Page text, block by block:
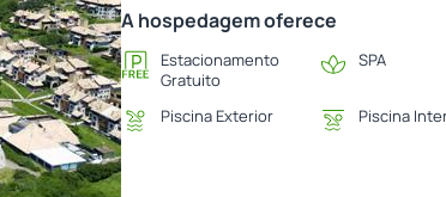
A hospedagem oferece
Estacionamento
Gratuito
SPA
Piscina Exterior Piscina